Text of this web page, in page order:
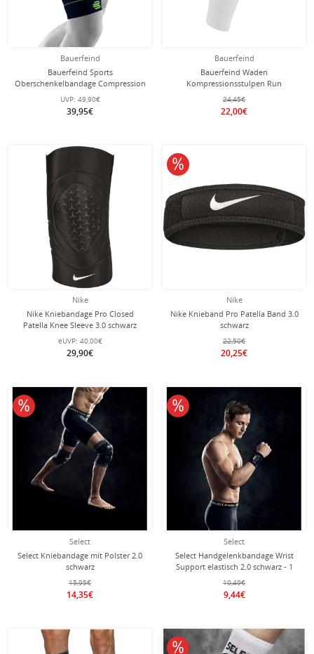
Bauerfeind
Bauerfeind Sports
Oberschenkelbandage Compression
Sleeves Upper Leg Short - navyblau
- 2 Stück
UVP: 49,90€
39,95€
Bauerfeind
Bauerfeind Waden
Kompressionsstulpen Run
Compression Sleeves weiss Herren -
2 Stück
24,45€
22,00€
Nike
Nike Kniebandage Pro Closed
Patella Knee Sleeve 3.0 schwarz
eUVP: 40,00€
29,90€
Nike
Nike Knieband Pro Patella Band 3.0
schwarz
22,50€
20,25€
10% reduziert
Select
Select Kniebandage mit Polster 2.0
schwarz
15,95€
14,35€
10% reduziert
Select
Select Handgelenkbandage Wrist
Support elastisch 2.0 schwarz - 1
Stück
10,49€
9,44€
10% reduziert
10% reduziert